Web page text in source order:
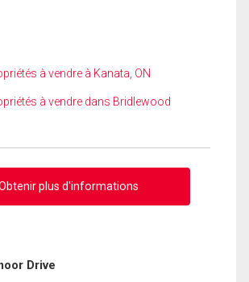
à vendre à Kanata, ON
à vendre dans Bridlewood
plus d'informations
Drive